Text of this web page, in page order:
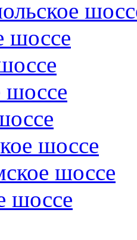
шоссе
шоссе
шоссе
шоссе
шоссе